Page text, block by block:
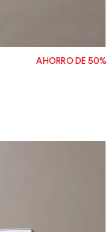
AHORRO DE 50%